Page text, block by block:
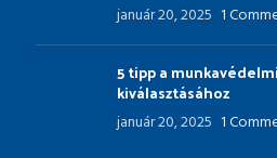
január 20, 2025 1
5 tipp a
kiválasztásához
január 20, 2025 1